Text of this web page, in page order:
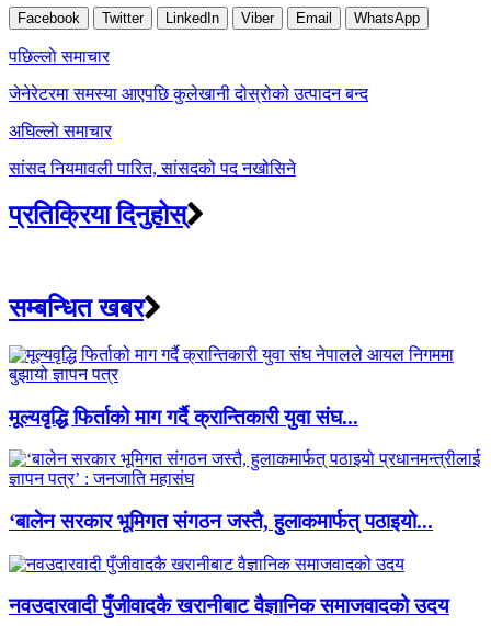
Facebook Twitter LinkedIn Viber Email WhatsApp
Post
navigation
पछिल्लाे समाचार
जेनेरेटरमा समस्या आएपछि कुलेखानी दोस्रोको उत्पादन बन्द
अघिल्लाे समाचार
सांसद नियमावली पारित, सांसदको पद नखोसिने
प्रतिक्रिया दिनुहोस्
सम्बन्धित खबर
मूल्यवृद्धि फिर्ताको माग गर्दै क्रान्तिकारी युवा संघ...
‘बालेन सरकार भूमिगत संगठन जस्तै, हुलाकमार्फत् पठाइयो...
नवउदारवादी पुँजीवादकै खरानीबाट वैज्ञानिक समाजवादको उदय